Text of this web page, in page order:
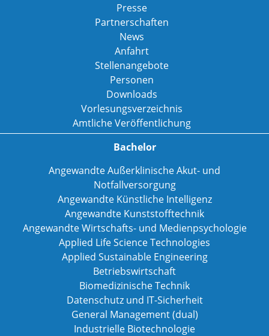
Presse
Partnerschaften
News
Anfahrt
Stellenangebote
Personen
Downloads
Vorlesungsverzeichnis
Amtliche Veröffentlichung
Bachelor
Angewandte Außerklinische Akut- und
Notfallversorgung
Angewandte Künstliche Intelligenz
Angewandte Kunststofftechnik
Angewandte Wirtschafts- und Medienpsychologie
Applied Life Science Technologies
Applied Sustainable Engineering
Betriebswirtschaft
Biomedizinische Technik
Datenschutz und IT-Sicherheit
General Management (dual)
Industrielle Biotechnologie